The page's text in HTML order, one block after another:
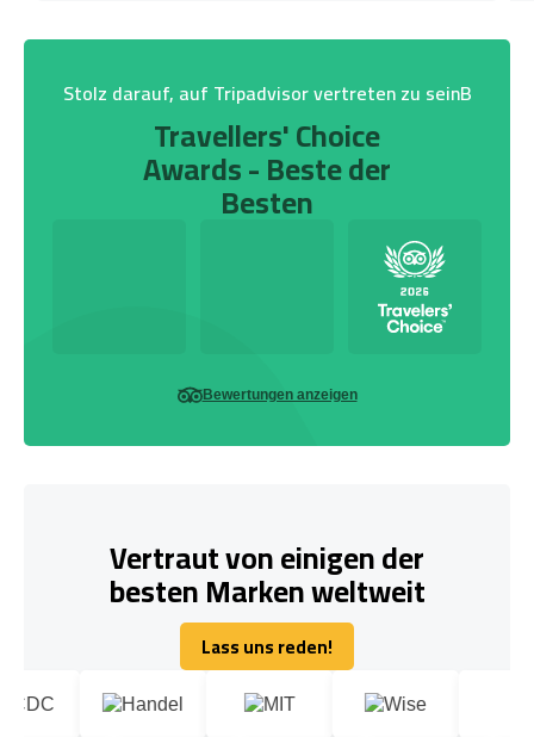
Stolz darauf, auf Tripadvisor vertreten zu seinB
Travellers' Choice
Awards - Beste der
Besten
Bewertungen anzeigen
Vertraut von einigen der
besten Marken weltweit
Lass uns reden!
Lass uns reden!